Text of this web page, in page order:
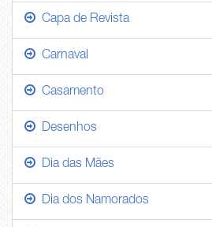
Capa de Revista
Carnaval
Casamento
Desenhos
Dia das Mães
Dia dos Namorados